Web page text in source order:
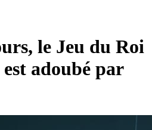
le Jeu du Roi
adoubé par